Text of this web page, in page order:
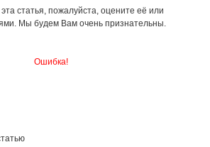
статья, пожалуйста, оцените её или
Мы будем Вам очень признательны.
Ошибка!